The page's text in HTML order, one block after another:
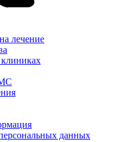
лечение
данных